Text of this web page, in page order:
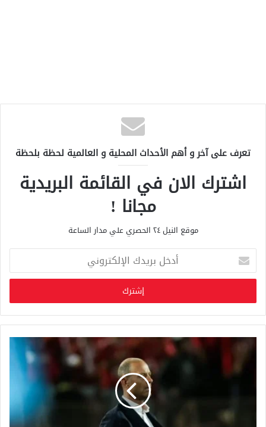
تعرف على آخر و أهم الأحداث المحلية و العالمية لحظة بلحظة
اشترك الان في القائمة البريدية
مجانا !
موقع النيل ٢٤ الحصري علي مدار الساعة
خ
ب
ر
ي
د